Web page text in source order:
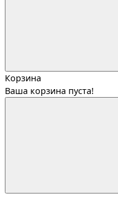
Корзина
Ваша корзина пуста!